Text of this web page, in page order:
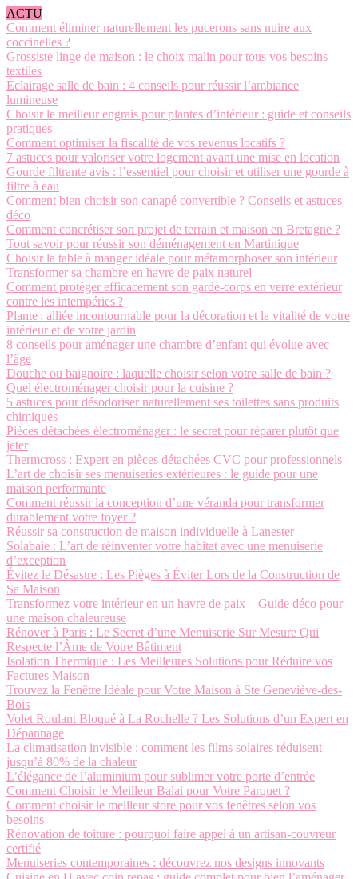
ACTU
Comment éliminer naturellement les pucerons sans nuire aux
coccinelles ?
Grossiste linge de maison : le choix malin pour tous vos besoins
textiles
Éclairage salle de bain : 4 conseils pour réussir l’ambiance
lumineuse
Choisir le meilleur engrais pour plantes d’intérieur : guide et conseils
pratiques
Comment optimiser la fiscalité de vos revenus locatifs ?
7 astuces pour valoriser votre logement avant une mise en location
Gourde filtrante avis : l’essentiel pour choisir et utiliser une gourde à
filtre à eau
Comment bien choisir son canapé convertible ? Conseils et astuces
déco
Comment concrétiser son projet de terrain et maison en Bretagne ?
Tout savoir pour réussir son déménagement en Martinique
Choisir la table à manger idéale pour métamorphoser son intérieur
Transformer sa chambre en havre de paix naturel
Comment protéger efficacement son garde-corps en verre extérieur
contre les intempéries ?
Plante : alliée incontournable pour la décoration et la vitalité de votre
intérieur et de votre jardin
8 conseils pour aménager une chambre d’enfant qui évolue avec
l’âge
Douche ou baignoire : laquelle choisir selon votre salle de bain ?
Quel électroménager choisir pour la cuisine ?
5 astuces pour désodoriser naturellement ses toilettes sans produits
chimiques
Pièces détachées électroménager : le secret pour réparer plutôt que
jeter
Thermcross : Expert en pièces détachées CVC pour professionnels
L’art de choisir ses menuiseries extérieures : le guide pour une
maison performante
Comment réussir la conception d’une véranda pour transformer
durablement votre foyer ?
Réussir sa construction de maison individuelle à Lanester
Solabaie : L’art de réinventer votre habitat avec une menuiserie
d’exception
Évitez le Désastre : Les Pièges à Éviter Lors de la Construction de
Sa Maison
Transformez votre intérieur en un havre de paix – Guide déco pour
une maison chaleureuse
Rénover à Paris : Le Secret d’une Menuiserie Sur Mesure Qui
Respecte l’Âme de Votre Bâtiment
Isolation Thermique : Les Meilleures Solutions pour Réduire vos
Factures Maison
Trouvez la Fenêtre Idéale pour Votre Maison à Ste Geneviève-des-
Bois
Volet Roulant Bloqué à La Rochelle ? Les Solutions d’un Expert en
Dépannage
La climatisation invisible : comment les films solaires réduisent
jusqu’à 80% de la chaleur
L’élégance de l’aluminium pour sublimer votre porte d’entrée
Comment Choisir le Meilleur Balai pour Votre Parquet ?
Comment choisir le meilleur store pour vos fenêtres selon vos
besoins
Rénovation de toiture : pourquoi faire appel à un artisan-couvreur
certifié
Menuiseries contemporaines : découvrez nos designs innovants